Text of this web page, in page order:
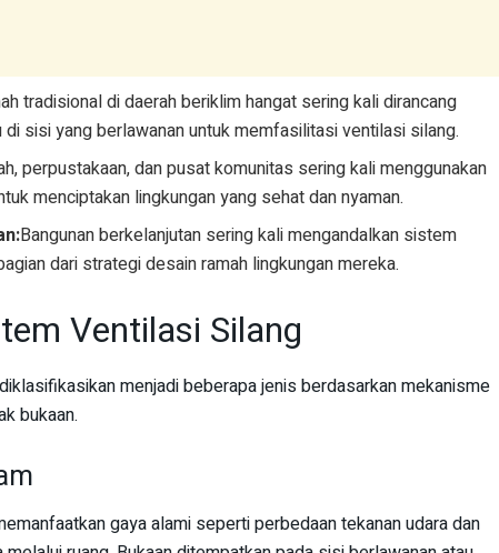
tradisional di daerah beriklim hangat sering kali dirancang
di sisi yang berlawanan untuk memfasilitasi ventilasi silang.
perpustakaan, dan pusat komunitas sering kali menggunakan
menciptakan lingkungan yang sehat dan nyaman.
Bangunan berkelanjutan sering kali mengandalkan sistem
dari strategi desain ramah lingkungan mereka.
Ventilasi Silang
menjadi beberapa jenis berdasarkan mekanisme
bukaan.
gaya alami seperti perbedaan tekanan udara dan